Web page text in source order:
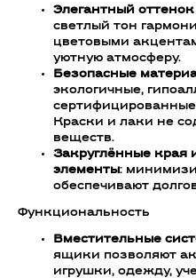
Элегантный оттенок
светлый тон
цветовыми
уютную атмосферу.
Безопасные
экологичные,
Краски и лаки не
веществ.
Закруглённые
элементы:
обеспечивают
Функциональность
Вместительные
ящики позволяют
игрушки, одежду,